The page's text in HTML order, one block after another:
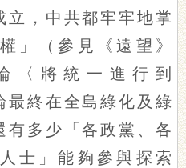
立，中共都牢牢地掌
」（參見《遠望》
〈將統一進行到
最終在全島綠化及綠
有多少「各政黨、各
士」能夠參與探索